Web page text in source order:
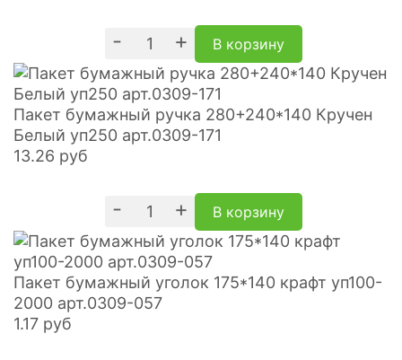
- + В корзину
Пакет бумажный ручка 280+240*140 Кручен
Белый уп250 арт.0309-171
13.26 руб
- + В корзину
Пакет бумажный уголок 175*140 крафт уп100-
2000 арт.0309-057
1.17 руб